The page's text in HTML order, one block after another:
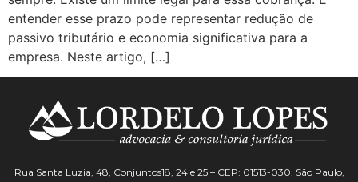
entender esse prazo pode representar redução de
passivo tributário e economia significativa para a
empresa. Neste artigo, […]
Rua Santa Luzia, 48, Conjuntos18, 24 e 25 – CEP: 01513-030. São Paulo,